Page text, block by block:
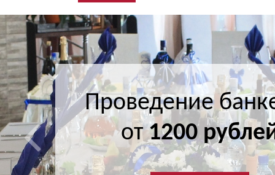
Проведение
от1200
Проведение
от1200